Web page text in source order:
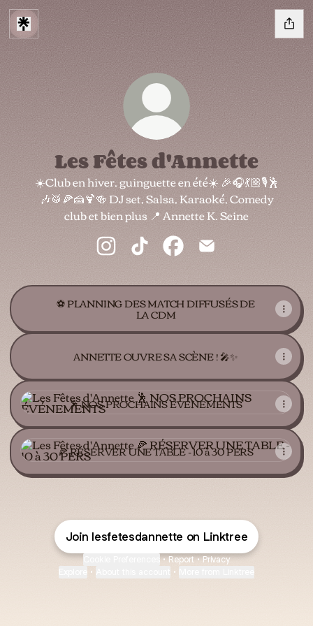
Les Fêtes d'Annette
☀️Club en hiver, guinguette en été☀️ 🎉🎧💃🏼🎙🕺
🎶🥁🍕🍰🍹🍻 DJ set, Salsa, Karaoké, Comedy
club et bien plus 📍 Annette K. Seine
Les Fêtes d'Annette Instagram
Les Fêtes d'Annette TikTok
Les Fêtes d'Annette
Les Fêtes
⚽️ PLANNING DES MATCH DIFFUSÉS DE
LA CDM
ANNETTE OUVRE SA SCÈNE ! 🎤✨
🕺 NOS PROCHAINS ÉVÉNEMENTS
🕺 NOS PROCHAINS ÉVÉNEMENTS
🍕 RÉSERVER UNE TABLE - 10 à 30 PERS
🍕 RÉSERVER UNE TABLE - 10 à 30 PERS
Join lesfetesdannette on Linktree
• Report • Privacy
• •